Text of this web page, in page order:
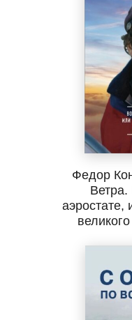
Федор
Ветра.